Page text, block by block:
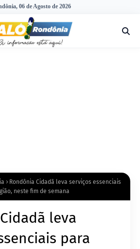
06 de Agosto de 2026
Rondônia Cidadã leva serviços essenciais
neste fim de semana
leva
para